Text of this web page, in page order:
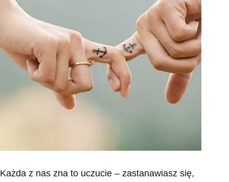
Każda z nas zna to uczucie – zastanawiasz się,